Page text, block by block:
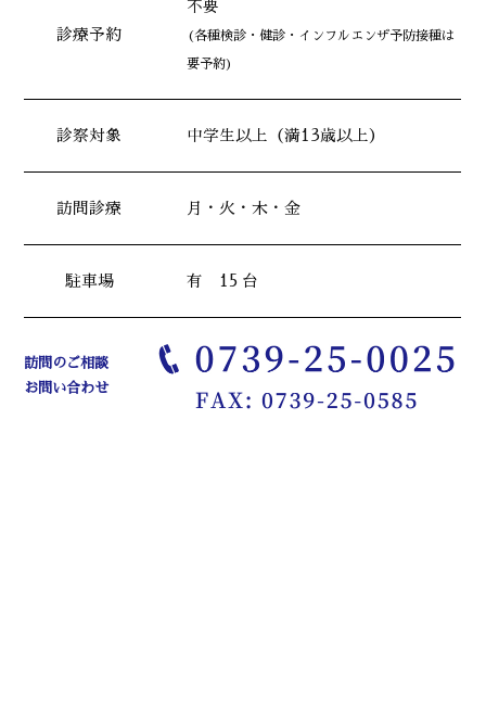
診療予約
不要
(各種検診・健診・インフルエンザ予防接種は
要予約)
診察対象 中学生以上（満13歳以上）
訪問診療 月・火・木・金
駐車場 有 15 台
訪問のご相談
お問い合わせ